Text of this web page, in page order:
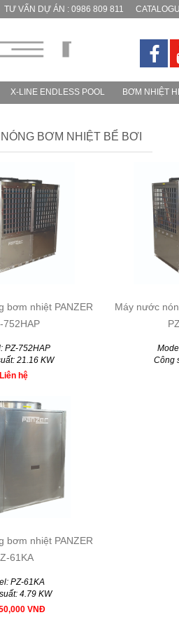
TƯ VẤN DỰ ÁN : 0986 809 811
X-LINE ENDLESS POOL BƠM NHIỆT
BƠM NHIỆT BỂ BƠI
bơm nhiệt PANZER
752HAP
PZ-752HAP
21.16 KW
Liên hệ
Máy nước
Công
bơm nhiệt PANZER
61KA
PZ-61KA
4.79 KW
VNĐ